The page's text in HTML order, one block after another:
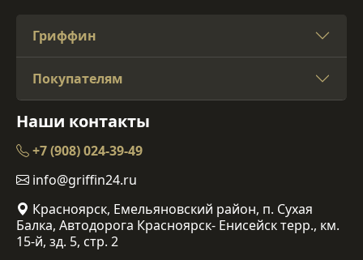
Гриффин
Покупателям
Наши контакты
+7 (908) 024-39-49
info@griffin24.ru
Красноярск, Емельяновский район, п. Сухая
Балка, Автодорога Красноярск- Енисейск терр., км.
15-й, зд. 5, стр. 2